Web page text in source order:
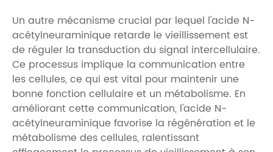
Un autre mécanisme crucial par lequel l'acide N-
acétylneuraminique retarde le vieillissement est
de réguler la transduction du signal intercellulaire.
Ce processus implique la communication entre
les cellules, ce qui est vital pour maintenir une
bonne fonction cellulaire et un métabolisme. En
améliorant cette communication, l'acide N-
acétylneuraminique favorise la régénération et le
métabolisme des cellules, ralentissant